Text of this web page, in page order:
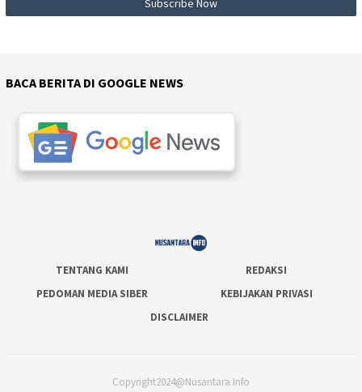
BACA BERITA DI GOOGLE NEWS
TENTANG KAMI
REDAKSI
PEDOMAN MEDIA SIBER
KEBIJAKAN PRIVASI
DISCLAIMER
Copyright2024@Nusantara Info